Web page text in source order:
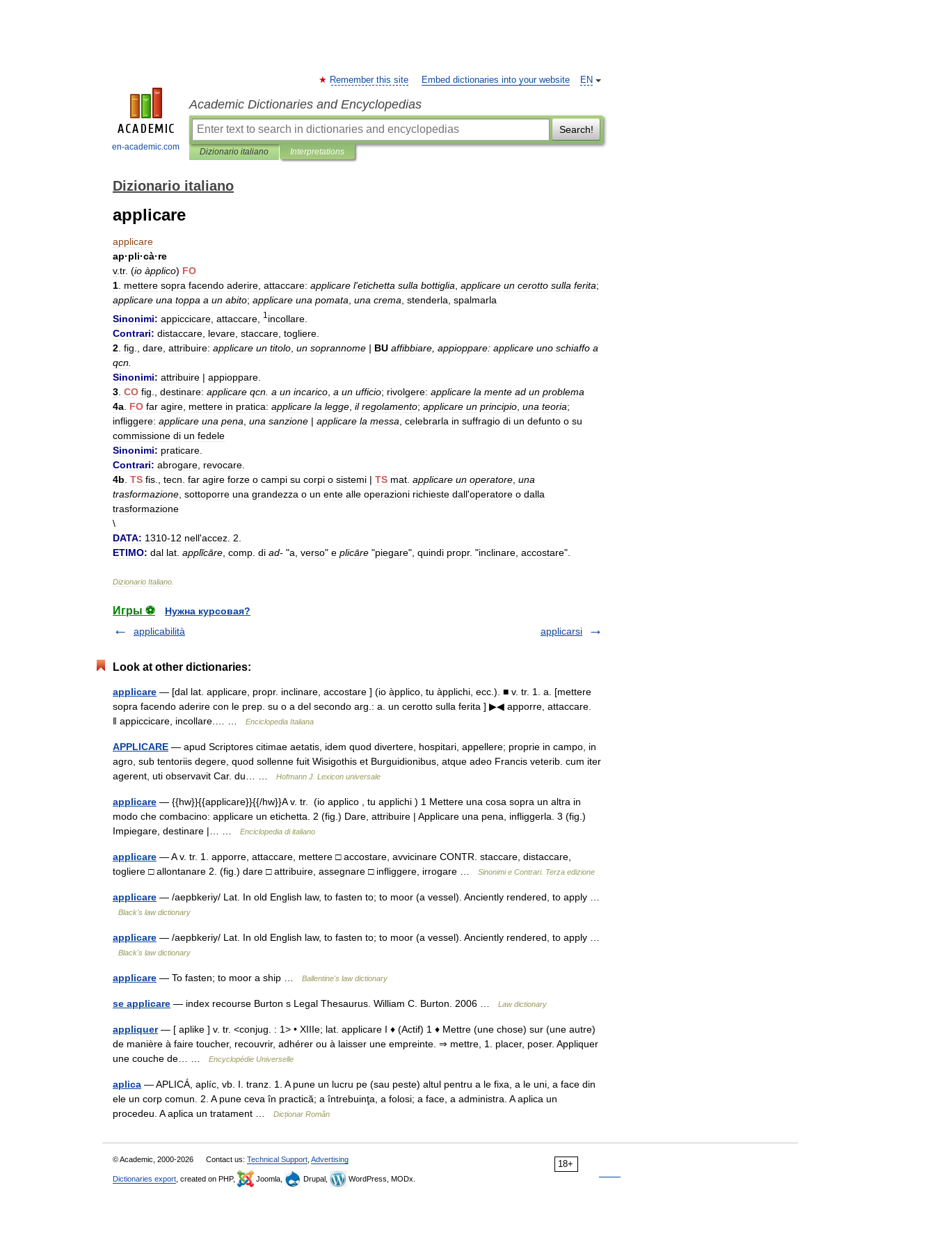
en-academic.com
EN
Remember this site Embed dictionaries into your website
Academic Dictionaries and Encyclopedias
Search!
Dizionario italiano Interpretations
Dizionario italiano
applicare
applicare
ap·pli·cà·re
v.tr. (io àpplico) FO
1 mettere sopra facendo aderire attaccare: applicare l'etichetta sulla bottiglia applicare un cerotto sulla ferita;
applicare una toppa a un abito; applicare una pomata una crema stenderla spalmarla
Sinonimi: appiccicare attaccare 1 incollare
Contrari: distaccare levare staccare togliere
2 fig dare attribuire: applicare un titolo un soprannome | BU affibbiare appioppare: applicare uno schiaffo a
qcn
Sinonimi: attribuire | appioppare
3 CO fig destinare: applicare qcn a un incarico a un ufficio; rivolgere: applicare la mente ad un problema
4a FO far agire mettere in pratica: applicare la legge il regolamento; applicare un principio una teoria;
infliggere: applicare una pena una sanzione | applicare la messa celebrarla in suffragio di un defunto o su
commissione di un fedele
Sinonimi: praticare
Contrari: abrogare revocare
4b TS fis tecn far agire forze o campi su corpi o sistemi | TS mat applicare un operatore una
trasformazione sottoporre una grandezza o un ente alle operazioni richieste dall'operatore o dalla
trasformazione
\
DATA: 1310-12 nell'accez 2
ETIMO: dal lat applĭcāre comp di ad- "a verso" e plicāre "piegare", quindi propr. "inclinare accostare".
Dizionario Italiano
Игры ⚽
Нужна курсовая?
applicabilità
applicarsi
Look at other dictionaries:
applicare — [dal lat. applicare, propr. inclinare, accostare ] (io àpplico, tu àpplichi, ecc.). ■ v. tr. 1. a. [mettere
sopra facendo aderire con le prep. su o a del secondo arg.: a. un cerotto sulla ferita ] ▶◀ apporre, attaccare.
‖ appiccicare, incollare.… …
Enciclopedia Italiana
APPLICARE — apud Scriptores citimae aetatis, idem quod divertere, hospitari, appellere; proprie in campo, in
agro, sub tentoriis degere, quod sollenne fuit Wisigothis et Burguidionibus, atque adeo Francis veterib. cum iter
agerent, uti observavit Car. du… …
Hofmann J. Lexicon universale
applicare — {{hw}}{{applicare}}{{/hw}}A v. tr. (io applico , tu applichi ) 1 Mettere una cosa sopra un altra in
modo che combacino: applicare un etichetta. 2 (fig.) Dare, attribuire | Applicare una pena, infliggerla. 3 (fig.)
Impiegare, destinare |… …
Enciclopedia di italiano
applicare — A v. tr. 1. apporre, attaccare, mettere □ accostare, avvicinare CONTR. staccare, distaccare,
togliere □ allontanare 2. (fig.) dare □ attribuire, assegnare □ infliggere, irrogare …
Sinonimi e Contrari. Terza edizione
applicare — /aepbkeriy/ Lat. In old English law, to fasten to; to moor (a vessel). Anciently rendered, to apply …
Black's law dictionary
applicare — /aepbkeriy/ Lat. In old English law, to fasten to; to moor (a vessel). Anciently rendered, to apply …
Black's law dictionary
applicare — To fasten; to moor a ship … Ballentine's law dictionary
se applicare — index recourse Burton s Legal Thesaurus. William C. Burton. 2006 … Law dictionary
appliquer— [ aplike ] v. tr. <conjug. : 1> • XIIIe; lat. applicare I ♦ (Actif) 1 ♦ Mettre (une chose) sur (une autre)
de manière à faire toucher, recouvrir, adhérer ou à laisser une empreinte. ⇒ mettre, 1. placer, poser. Appliquer
une couche de… …
Encyclopédie Universelle
aplica — APLICÁ, aplíc, vb. I. tranz. 1. A pune un lucru pe (sau peste) altul pentru a le fixa, a le uni, a face din
ele un corp comun. 2. A pune ceva în practică; a întrebuinţa, a folosi; a face, a administra. A aplica un
procedeu. A aplica un tratament …
Dicționar Român
18+
© Academic, 2000-2026 Contact us: Technical Support Advertising
Dictionaries export , created on PHP, Joomla, Drupal, WordPress, MODx.